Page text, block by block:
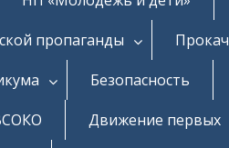
пропаганды
Безопасность
Движение первых